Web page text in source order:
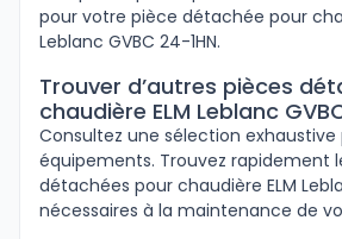
pour votre pièce détachée pour
Leblanc GVBC 24-1HN.
Trouver d’autres pièces
chaudière ELM Leblanc
Consultez une sélection exhaustive
équipements. Trouvez rapidement
détachées pour chaudière ELM
nécessaires à la maintenance de